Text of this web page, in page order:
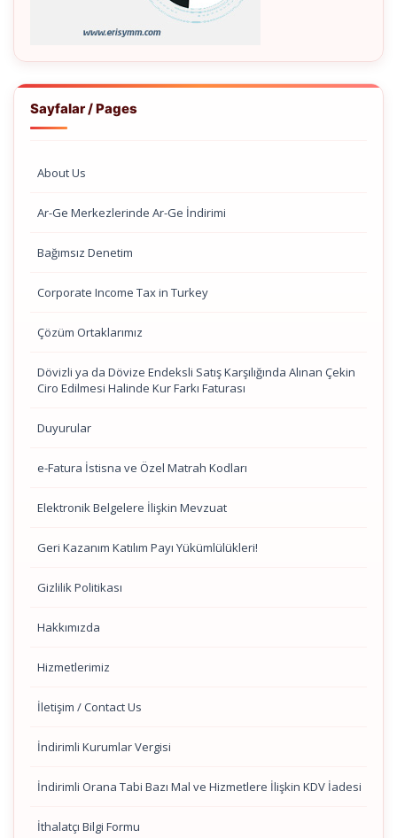
Sayfalar / Pages
About Us
Ar-Ge Merkezlerinde Ar-Ge İndirimi
Bağımsız Denetim
Corporate Income Tax in Turkey
Çözüm Ortaklarımız
Dövizli ya da Dövize Endeksli Satış Karşılığında Alınan Çekin
Ciro Edilmesi Halinde Kur Farkı Faturası
Duyurular
e-Fatura İstisna ve Özel Matrah Kodları
Elektronik Belgelere İlişkin Mevzuat
Geri Kazanım Katılım Payı Yükümlülükleri!
Gizlilik Politikası
Hakkımızda
Hizmetlerimiz
İletişim / Contact Us
İndirimli Kurumlar Vergisi
İndirimli Orana Tabi Bazı Mal ve Hizmetlere İlişkin KDV İadesi
İthalatçı Bilgi Formu